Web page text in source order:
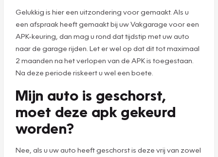
Gelukkig is hier een uitzondering voor gemaakt. Als u
een afspraak heeft gemaakt bij uw Vakgarage voor een
APK-keuring, dan mag u rond dat tijdstip met uw auto
naar de garage rijden. Let er wel op dat dit tot maximaal
2 maanden na het verlopen van de APK is toegestaan.
Na deze periode riskeert u wel een boete.
Mijn auto is geschorst,
moet deze apk gekeurd
worden?
Nee, als u uw auto heeft geschorst is deze vrij van zowel